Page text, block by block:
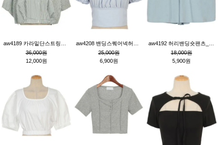
36,000원
12,000원
25,000원
6,900원
18,000원
5,900원